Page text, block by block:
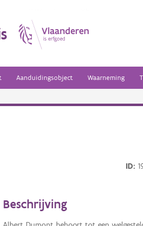
Aanduidingsobject Waarneming
ID
Beschrijving